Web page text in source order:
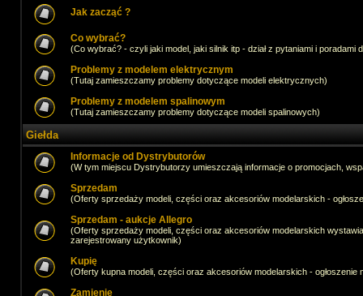
Jak zacząć ?
Co wybrać?
(Co wybrać? - czyli jaki model, jaki silnik itp - dział z pytaniami i poradami
Problemy z modelem elektrycznym
(Tutaj zamieszczamy problemy dotyczące modeli elektrycznych)
Problemy z modelem spalinowym
(Tutaj zamieszczamy problemy dotyczące modeli spalinowych)
Giełda
Informacje od Dystrybutorów
(W tym miejscu Dystrybutorzy umieszczają informacje o promocjach,
Sprzedam
(Oferty sprzedaży modeli, części oraz akcesoriów modelarskich -
Sprzedam - aukcje Allegro
(Oferty sprzedaży modeli, części oraz akcesoriów modelarskich
zarejestrowany użytkownik)
Kupię
(Oferty kupna modeli, części oraz akcesoriów modelarskich -
Zamienię